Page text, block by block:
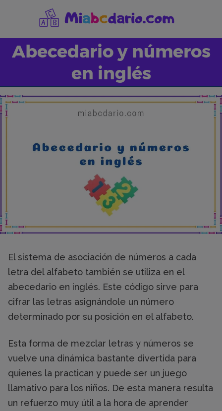
Abecedario y números
en inglés
El sistema de asociación de números a cada
letra del alfabeto también se utiliza en el
abecedario en inglés. Este código sirve para
cifrar las letras asignándole un número
determinado por su posición en el alfabeto.
Esta forma de mezclar letras y números se
vuelve una dinámica bastante divertida para
quienes la practican y puede ser un juego
llamativo para los niños. De esta manera resulta
un refuerzo muy útil a la hora de aprender